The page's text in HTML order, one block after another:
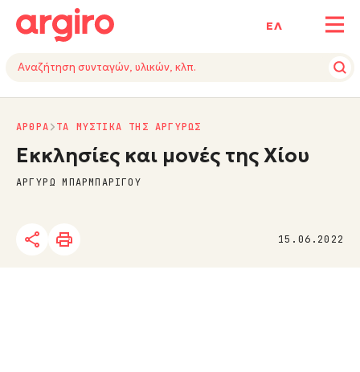
ΕΛ
15.06.2022
ΑΡΘΡΑ ΤΑ ΜΥΣΤΙΚΑ ΤΗΣ ΑΡΓΥΡΩΣ
Εκκλησίες και μονές της Χίου
ΑΡΓΥΡΩ ΜΠΑΡΜΠΑΡΙΓΟΥ